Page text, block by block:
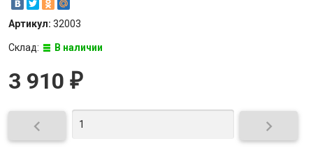
Артикул: 32003
Склад: В наличии
3 910 ₽
 